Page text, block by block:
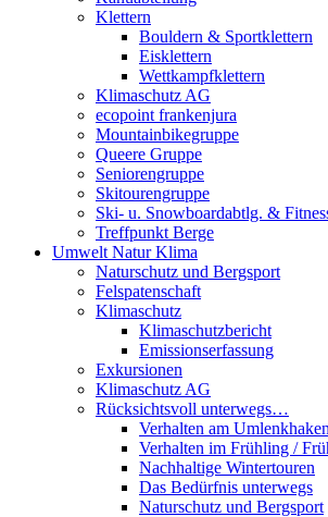
Klettern
Bouldern & Sportklettern
Eisklettern
Wettkampfklettern
Klimaschutz AG
ecopoint frankenjura
Mountainbikegruppe
Queere Gruppe
Seniorengruppe
Skitourengruppe
Ski- u. Snowboardabtlg. &
Treffpunkt Berge
Umwelt Natur Klima
Naturschutz und Bergsport
Felspatenschaft
Klimaschutz
Klimaschutzbericht
Emissionserfassung
Exkursionen
Klimaschutz AG
Rücksichtsvoll unterwegs…
Verhalten am Umlenkhaken
Verhalten im Frühling /
Nachhaltige Wintertouren
Das Bedürfnis unterwegs
Naturschutz und Bergsport